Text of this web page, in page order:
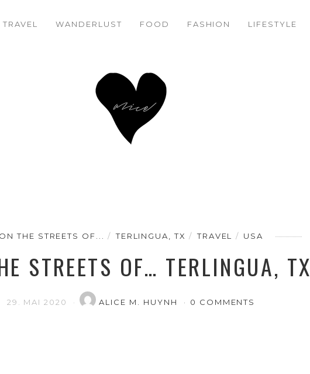
TRAVEL WANDERLUST FOOD FASHION LIFESTYLE
64% ON THE STREETS OF… TERLINGUA, TX
THE STREETS OF... TERLINGUA, TX TRAVEL USA
STREETS OF… TERLINGUA, TX
29. MAI 2020 ALICE M. HUYNH 0 COMMENTS